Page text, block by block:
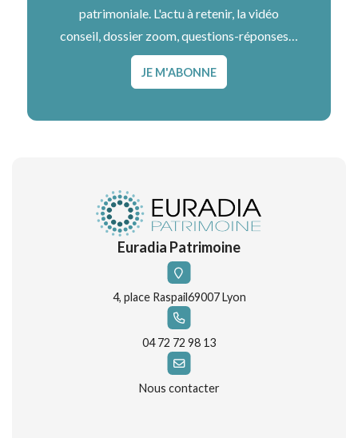
patrimoniale. L'actu à retenir, la vidéo
conseil, dossier zoom, questions-réponses…
JE M'ABONNE
Euradia Patrimoine
4, place Raspail69007 Lyon
04 72 72 98 13
Nous contacter